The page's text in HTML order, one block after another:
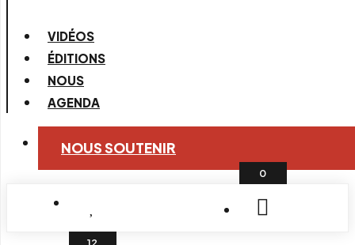
VIDÉOS
ÉDITIONS
NOUS
AGENDA
NOUS SOUTENIR
0